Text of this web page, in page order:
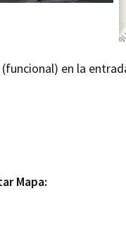
en la
Mapa: